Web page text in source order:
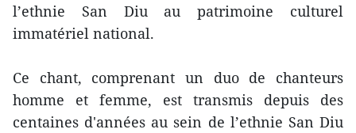
l’ethnie San Diu au patrimoine culturel
immatériel national.
Ce chant, comprenant un duo de chanteurs
homme et femme, est transmis depuis des
centaines d'années au sein de l’ethnie San Diu